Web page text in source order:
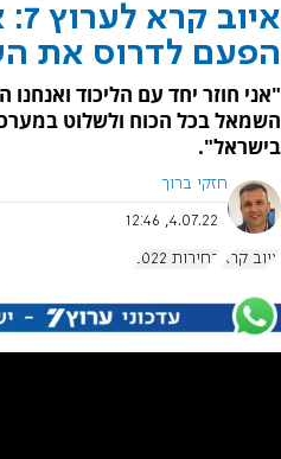
הפעם לדרוס את
"אני חוזר יחד עם הליכוד
השמאל בכל הכוח ולשלוט
בישראל".
חזקי ברוך
4.07.22, 12:46
איוב קרא בחירות 2022